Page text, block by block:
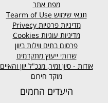
מפת אתר
תנאי שימוש
מדיניות פרטיות Privecy
מדיניות עוגיות Cookies
פרסום בתים ווילות ביוון
שרותי ייעוץ מתקדמים
אודות - סיון זמיר, מנכ"ל יוון והאיים
מוקד חירום
היעדים החמים